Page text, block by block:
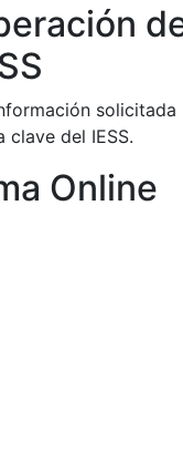
solicitada
clave del IESS.
Online